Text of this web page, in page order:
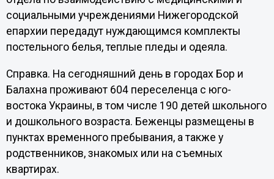
социальными учреждениями Нижегородской
епархии передадут нуждающимся комплекты
постельного белья, теплые пледы и одеяла.
Справка. На сегодняшний день в городах Бор и
Балахна проживают 604 переселенца с юго-
востока Украины, в том числе 190 детей школьного
и дошкольного возраста. Беженцы размещены в
пунктах временного пребывания, а также у
родственников, знакомых или на съемных
квартирах.